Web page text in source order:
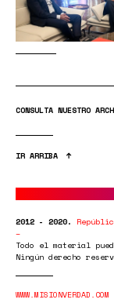
CONSULTA NUESTRO
IR ARRIBA
2012 - 2020.
Todo el material
Ningún derecho
WWW.MISIONVERDAD.COM